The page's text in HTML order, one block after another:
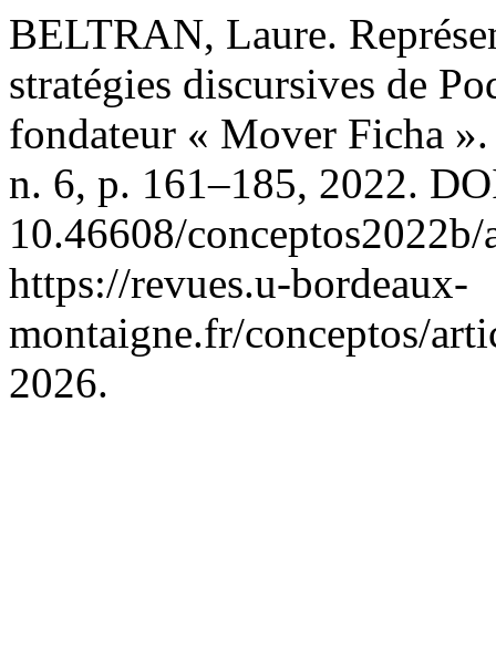
BELTRAN, Laure.
stratégies discursives de
fondateur « Mover Ficha
n. 6, p. 161–185, 2022.
10.46608/
https://revues.u-bordeaux-
montaigne.fr/conceptos/
2026.